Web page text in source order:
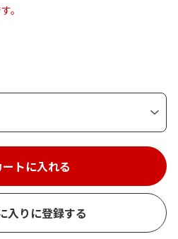
。
ートに入れる
入りに登録する